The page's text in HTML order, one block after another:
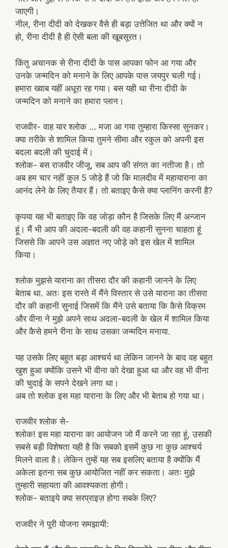
जाएगी।
नील, रीना दीदी को देखकर वैसे ही बड़ा उत्तेजित था और क्यों न
हो, रीना दीदी है ही ऐसी बला की खूबसूरत।
किंतु अचानक से रीना दीदी के पास आपका फोन आ गया और
उनके जन्मदिन को मनाने के लिए आपके पास जयपुर चली गई।
हमारा ख्वाब यहीं अधूरा रह गया। बस यही था रीना दीदी के
जन्मदिन को मनाने का हमारा प्लान।
राजवीर- वाह यार श्लोक … मजा आ गया तुम्हारा किस्सा सुनकर।
क्या तरीके से शामिल किया तुमने सीमा और रकुल को अपनी इस
बदला बदली की चुदाई में।
श्लोक- बस राजवीर जीजू, सब आप की संगत का नतीजा है। तो
अब हम चार नहीं कुल 5 जोड़े हैं जो कि मालदीव में महायाराना का
आनंद लेने के लिए तैयार हैं। तो बताइए कैसे क्या प्लानिंग करनी है?
कृपया यह भी बताइए कि वह जोड़ा कौन है जिसके लिए मैं अन्जान
हूं। मैं भी आप की अदला-बदली की वह कहानी सुनना चाहता हूं
जिससे कि आपने उस अज्ञात नए जोड़े को इस खेल में शामिल
किया।
श्लोक मुझसे याराना का तीसरा दौर की कहानी जानने के लिए
बेताब था. अतः इस रास्ते में मैंने विस्तार से उसे याराना का तीसरा
दौर की कहानी सुनाई जिसमें कि मैंने उसे बताया कि कैसे विक्रम
और वीना ने मुझे अपने साथ अदला-बदली के खेल में शामिल किया
और कैसे हमने रीना के साथ उसका जन्मदिन मनाया.
यह उसके लिए बहुत बड़ा आश्चर्य था लेकिन जानने के बाद वह बहुत
खुश हुआ क्योंकि उसने भी वीना को देखा हुआ था और वह भी वीना
की चुदाई के सपने देखने लगा था।
अब तो श्लोक इस महा याराना के लिए और भी बेताब हो गया था।
राजवीर श्लोक से-
श्लोक! इस महा याराना का आयोजन जो मैं करने जा रहा हूं, उसकी
सबसे बड़ी विशेषता यही है कि सबको इसमें कुछ ना कुछ आश्चर्य
मिलने वाला है। लेकिन तुम्हें यह सब इसलिए बताया है क्योंकि मैं
अकेला इतना सब कुछ आयोजित नहीं कर सकता। अतः मुझे
तुम्हारी सहायता की आवश्यकता होगी।
श्लोक- बताइये क्या सरप्राइज़ होगा सबके लिए?
राजवीर ने पूरी योजना समझायी: